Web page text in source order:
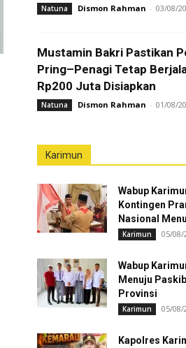
Natuna Dismon Rahman - 03/08/
Mustamin Bakri Pastikan
Pring–Penagi Tetap
Rp200 Juta Disiapkan
Natuna Dismon Rahman - 01/08/
Karimun
Wabup
Kontingen
Nasional
Karimun 05/08/
Wabup
Menuju
Provinsi
Karimun 05/08/
Kapolres